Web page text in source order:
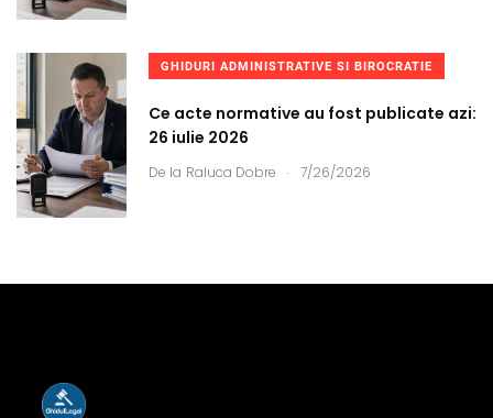
GHIDURI ADMINISTRATIVE SI BIROCRATIE
Ce acte normative au fost publicate azi:
26 iulie 2026
De la Raluca Dobre . 7/26/2026